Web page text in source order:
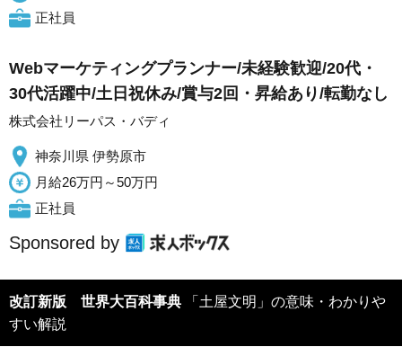
正社員
Webマーケティングプランナー/未経験歓迎/20代・
30代活躍中/土日祝休み/賞与2回・昇給あり/転勤なし
株式会社リーパス・バディ
神奈川県 伊勢原市
月給26万円～50万円
正社員
Sponsored by
改訂新版 世界大百科事典 「土屋文明」の意味・わかりや
すい解説